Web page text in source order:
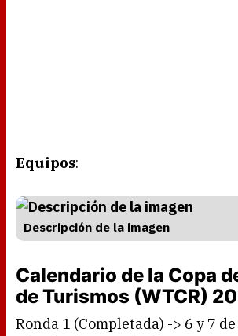
Equipos:
Descripción de la imagen
Calendario de la Copa
de Turismos (WTCR)
Ronda 1 (Completada) -> 6 y 7